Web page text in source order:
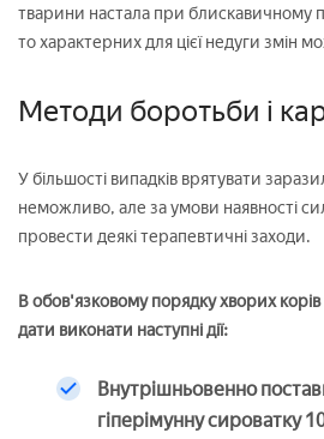
тварини настала при блискавичному
то характерних для цієї недуги змін
Методи боротьби і
У більшості випадків врятувати
неможливо, але за умови наявності
провести деякі терапевтичні заходи.
В обов'язковому порядку хворих корів
дати виконати наступні дії:
Внутрішньовенно
гіперімунну сироватку